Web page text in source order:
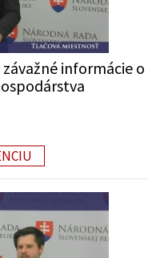
informácie o